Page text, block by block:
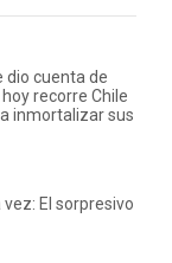
dio cuenta de
recorre Chile
inmortalizar sus
vez: El sorpresivo